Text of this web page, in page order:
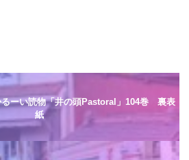
るーい読物「井の頭Pastoral」104巻 裏表
紙